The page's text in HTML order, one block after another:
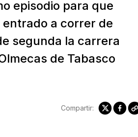
episodio para que
entrado a correr de
segunda la carrera
de Tabasco
Compartir: